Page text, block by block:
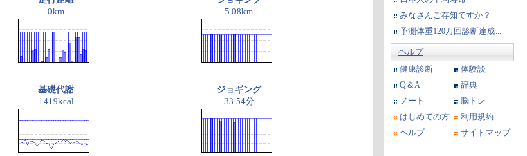
0km
5.08km
基礎代謝
1419kcal
ジョギング
33.54分
みなさんご存知ですか？
予測体重120万回診断達成...
ヘルプ
健康診断
体験談
Q＆A
辞典
ノート
脳トレ
はじめての方
利用規約
ヘルプ
サイトマップ